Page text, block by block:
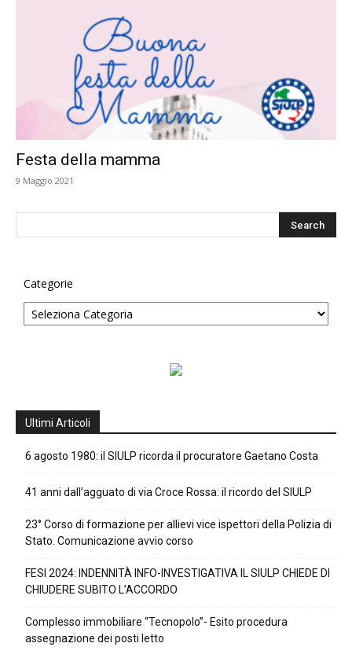
Festa della mamma
9 Maggio 2021
Categorie
Ultimi Articoli
6 agosto 1980: il SIULP ricorda il procuratore Gaetano Costa
41 anni dall’agguato di via Croce Rossa: il ricordo del SIULP
23° Corso di formazione per allievi vice ispettori della Polizia di
Stato. Comunicazione avvio corso
FESI 2024: INDENNITÀ INFO-INVESTIGATIVA IL SIULP CHIEDE DI
CHIUDERE SUBITO L’ACCORDO
Complesso immobiliare “Tecnopolo”- Esito procedura
assegnazione dei posti letto